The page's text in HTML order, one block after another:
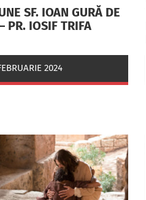
SF. IOAN GURĂ DE
PR. IOSIF TRIFA
2024